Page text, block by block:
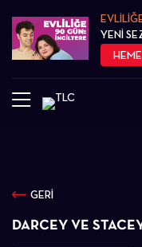
YENİ
GERİ
DARCEY VE